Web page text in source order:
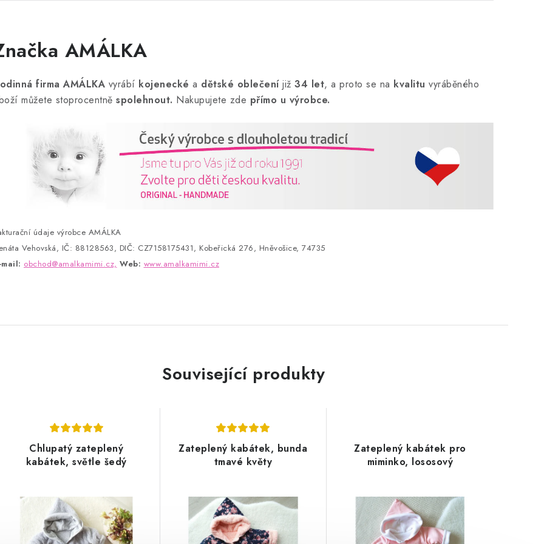
AMÁLKA
firma AMÁLKA vyrábí kojenecké a dětské oblečeníjiž 34 let, a proto se na kvalitu vyráběného
můžete stoprocentně spolehnout. Nakupujete zde přímo u výrobce.
údaje výrobce AMÁLKA
Vehovská, IČ: 88128563, DIČ: CZ7158175431, Kobeřická 276, Hněvošice, 74735
obchod@amalkamimi.cz, Web: www.amalkamimi.cz
Související produkty
Chlupatý zateplený
kabátek, světle šedý
Zateplený kabátek, bunda
tmavé květy
Zateplený kabátek pro
miminko, lososový